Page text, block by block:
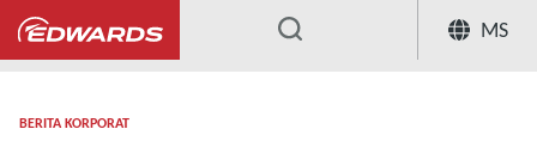
MS
...
BERITA KORPORAT